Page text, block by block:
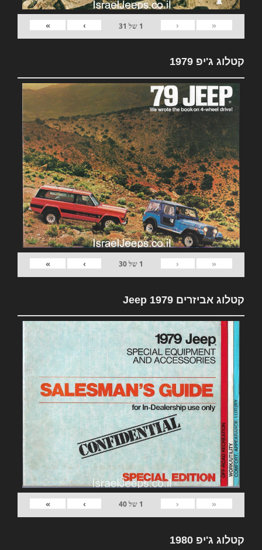
«
‹
1 של 31
›
»
קטלוג ג'יפ 1979
«
‹
1 של30
›
»
קטלוג אביזרים 1979 Jeep
«
‹
1 של40
›
»
קטלוג ג'יפ 1980